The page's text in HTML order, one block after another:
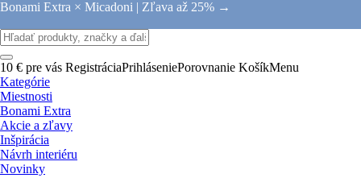
Bonami Extra × Micadoni | Zľava až 25% →
10 € pre vás RegistráciaPrihláseniePorovnanie KošíkMenu
Kategórie
Miestnosti
Bonami Extra
Akcie a zľavy
Inšpirácia
Návrh interiéru
Novinky